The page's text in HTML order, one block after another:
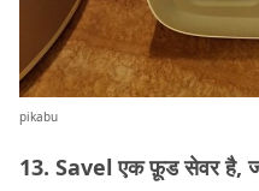
pikabu
13. Savel एक फ़ूड सेवर है,